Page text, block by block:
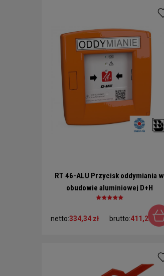
RT 46-ALU Przycisk oddymiania w
obudowie aluminiowej D+H
netto:334,34 zł brutto:411,24 zł